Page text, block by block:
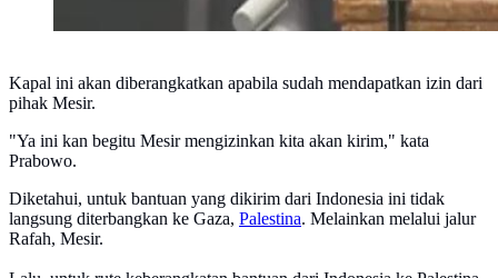
Kapal ini akan diberangkatkan apabila sudah mendapatkan izin dari
pihak Mesir.
"Ya ini kan begitu Mesir mengizinkan kita akan kirim," kata
Prabowo.
Diketahui, untuk bantuan yang dikirim dari Indonesia ini tidak
langsung diterbangkan ke Gaza, Palestina. Melainkan melalui jalur
Rafah, Mesir.